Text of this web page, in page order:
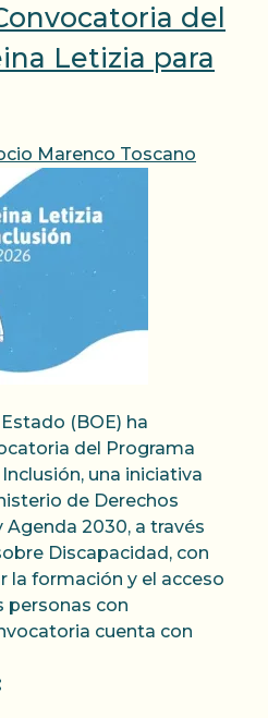
del
Letizia para
Marenco Toscano
(BOE) ha
del Programa
una iniciativa
de Derechos
Agenda 2030, a través
Discapacidad, con
la formación y el acceso
personas con
cuenta con